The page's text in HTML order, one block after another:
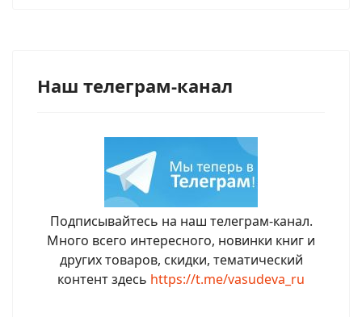
Наш телеграм-канал
Подписывайтесь на наш телеграм-канал.
Много всего интересного, новинки книг и
других товаров, скидки, тематический
контент здесь https://t.me/vasudeva_ru